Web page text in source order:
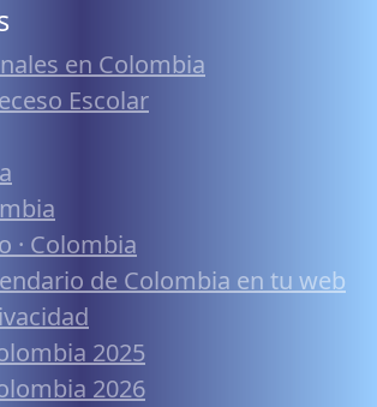
en Colombia
Escolar
· Colombia
de Colombia en tu web
2025
2026